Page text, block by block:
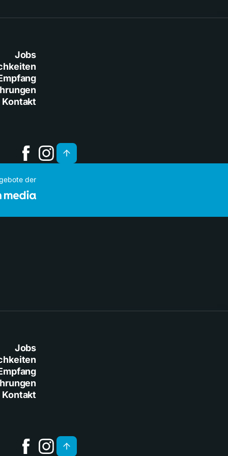
Jobs
Kontakt
der
Jobs
Kontakt